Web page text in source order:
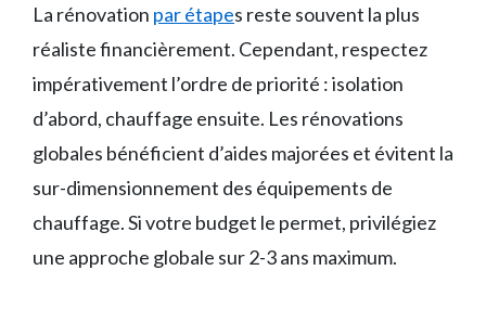
La rénovation par étapes reste souvent la plus
réaliste financièrement. Cependant, respectez
impérativement l’ordre de priorité : isolation
d’abord, chauffage ensuite. Les rénovations
globales bénéficient d’aides majorées et évitent la
sur-dimensionnement des équipements de
chauffage. Si votre budget le permet, privilégiez
une approche globale sur 2-3 ans maximum.